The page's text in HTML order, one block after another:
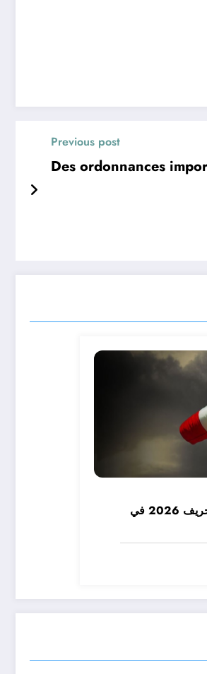
Previous post
Des ordonnances
توقعات درجات الحرارة في خريف 2026 في